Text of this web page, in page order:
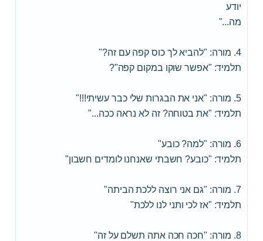
יודע
מה..."
4. מורה: "להביא לך כוס קפה עם זה?"
תלמיד: "אפשר שוקו במקום קפה"?
5. מורה: "אני את הבגרות שלי כבר עשיתי!!!"
תלמיד: "את בטוחה? זה לא נראה ככה..."
6. מורה: "למה? כובע"
תלמיד: "כובע? חשבתי שאנחנו לומדים חשבון"
7. מורה: "גם אני רוצה ללכת הביתה"
תלמיד: "אז לכי ותני לנו ללכת"
8. מורה: "חכה חכה אתה תשלם על זה"